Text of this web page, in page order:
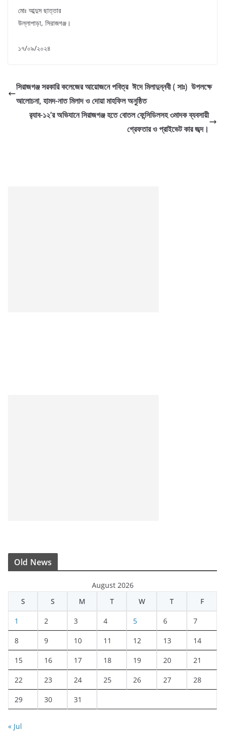
মোঃ আব্দুস ছাত্তার
উল্লাপাড়া, সিরাজগঞ্জ।
১৭/০৯/২০২৪
সিরাজগঞ্জ সরকারি কলেজের আয়োজনে পবিত্র ঈদে মিলাদুন্নবী ( সাঃ) উপলক্ষে
আলোচনা, হামদ-নাত মিলাদ ও দোয়া মাহফিল অনুষ্ঠিত
র‌্যাব-১২’র অভিযানে সিরাজগঞ্জ হতে বোতল ফেন্সিডিলসহ ৩মাদক ব্যবসায়ী
গ্রেফতার ও প্রাইভেট কার জব্দ।
Old News
August 2026
S
S M T W T F
1 2 3 4 5 6 7
8 9 10 11 12 13 14
15 16 17 18 19 20 21
22 23 24 25 26 27 28
29 30 31
« Jul